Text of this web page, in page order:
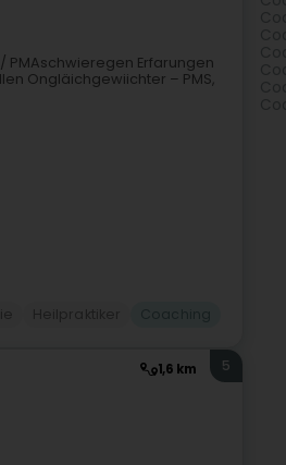
PMAschwieregen Erfarungen
Ongläichgewiichter – PMS,
1,6 km 5